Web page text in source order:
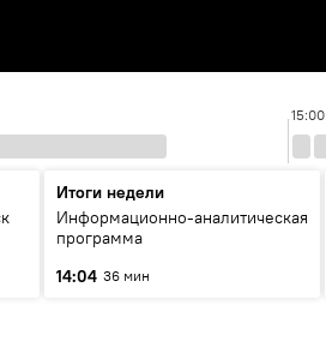
15:00
Итоги недели
Информационно-аналитическая
программа
14:04 36 мин